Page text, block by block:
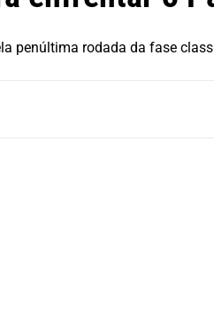
penúltima rodada da fase